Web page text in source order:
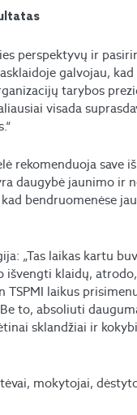
perspektyvų ir
galvojau,
tarybos
visada
rekomenduoja save
daugybė jaunimo ir
bendruomenėse
„Tas laikas kartu
klaidų,
laikus
to, absoliuti
sklandžiai ir
mokytojai,